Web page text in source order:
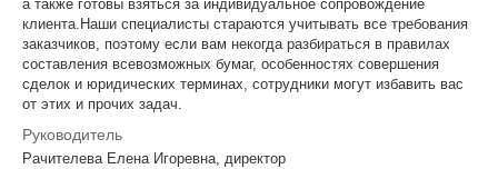
а также готовы взяться за индивидуальное сопровождение
клиента.Наши специалисты стараются учитывать все требования
заказчиков, поэтому если вам некогда разбираться в правилах
составления всевозможных бумаг, особенностях совершения
сделок и юридических терминах, сотрудники могут избавить вас
от этих и прочих задач.
Руководитель
Рачителева Елена Игоревна, директор